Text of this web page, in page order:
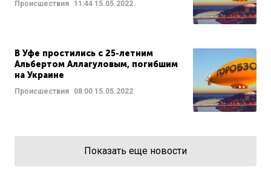
Происшествия 11:44 15.05.2022
В Уфе простились с 25-летним
Альбертом Аллагуловым, погибшим
на Украине
Происшествия 08:00 15.05.2022
Показать еще новости